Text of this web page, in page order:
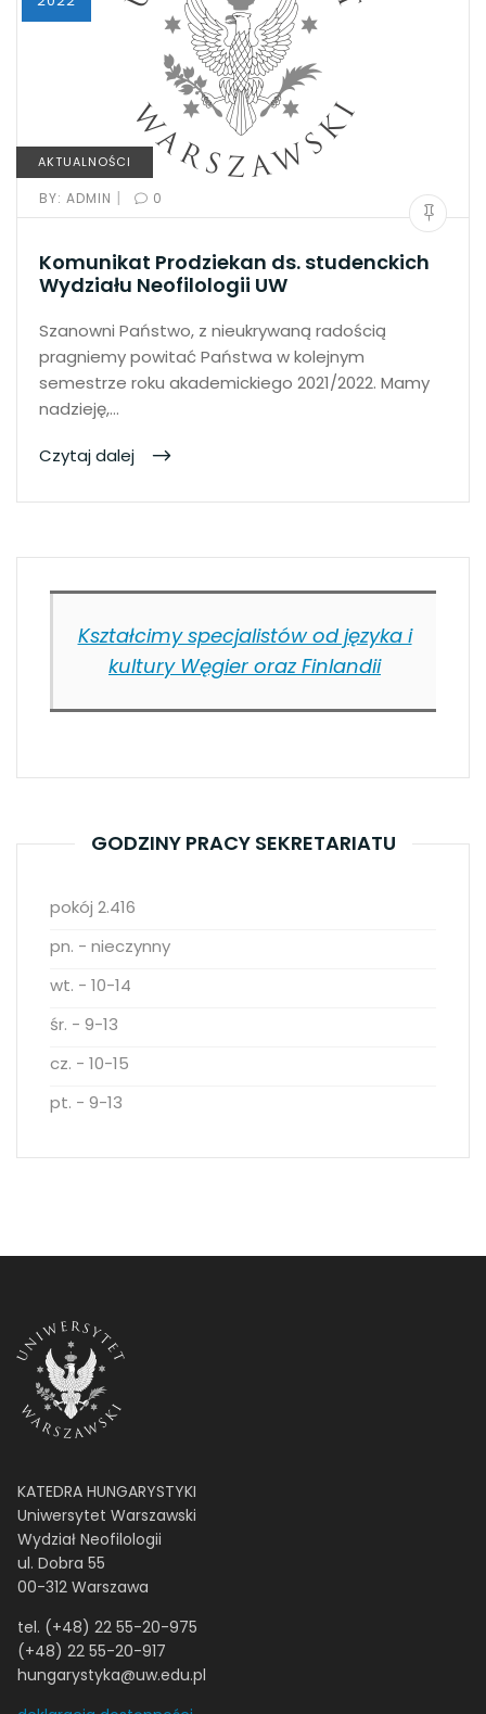
AKTUALNOŚCI
BY: ADMIN | 0
Komunikat Prodziekan ds. studenckich
Wydziału Neofilologii UW
Szanowni Państwo, z nieukrywaną radością
pragniemy powitać Państwa w kolejnym
semestrze roku akademickiego 2021/2022. Mamy
nadzieję,…
Czytaj dalej
Kształcimy specjalistów od języka i
kultury Węgier oraz Finlandii
GODZINY PRACY SEKRETARIATU
pokój 2.416
pn. - nieczynny
wt. - 10-14
śr. - 9-13
cz. - 10-15
pt. - 9-13
KATEDRA HUNGARYSTYKI
Uniwersytet Warszawski
Wydział Neofilologii
ul. Dobra 55
00-312 Warszawa
tel. (+48) 22 55-20-975
(+48) 22 55-20-917
hungarystyka@uw.edu.pl